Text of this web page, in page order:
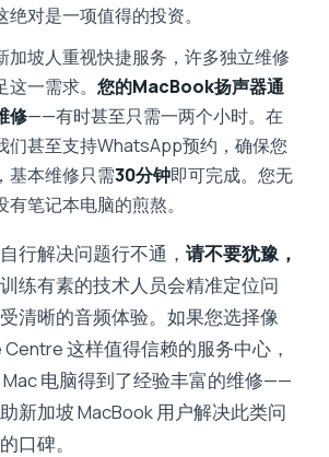
对是一项值得的投资。
加坡人重视快捷服务，许多独立维修
一需求。 您的MacBook扬声器通
修——有时甚至只需一两个小时。在
们甚至支持WhatsApp预约，确保您
基本维修只需30分钟即可完成。您无
笔记本电脑的煎熬。
行解决问题行不通， 请不要犹豫，
练有素的技术人员会精准定位问
清晰的音频体验。如果您选择像
这样值得信赖的服务中心，
电脑得到了经验丰富的维修——
新加坡 MacBook 用户解决此类问
口碑。